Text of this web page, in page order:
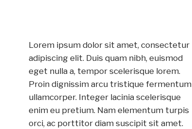
Lorem ipsum dolor sit amet, consectetur
adipiscing elit. Duis quam nibh, euismod
eget nulla a, tempor scelerisque lorem.
Proin dignissim arcu tristique fermentum
ullamcorper. Integer lacinia scelerisque
enim eu pretium. Nam elementum turpis
orci, ac porttitor diam suscipit sit amet.